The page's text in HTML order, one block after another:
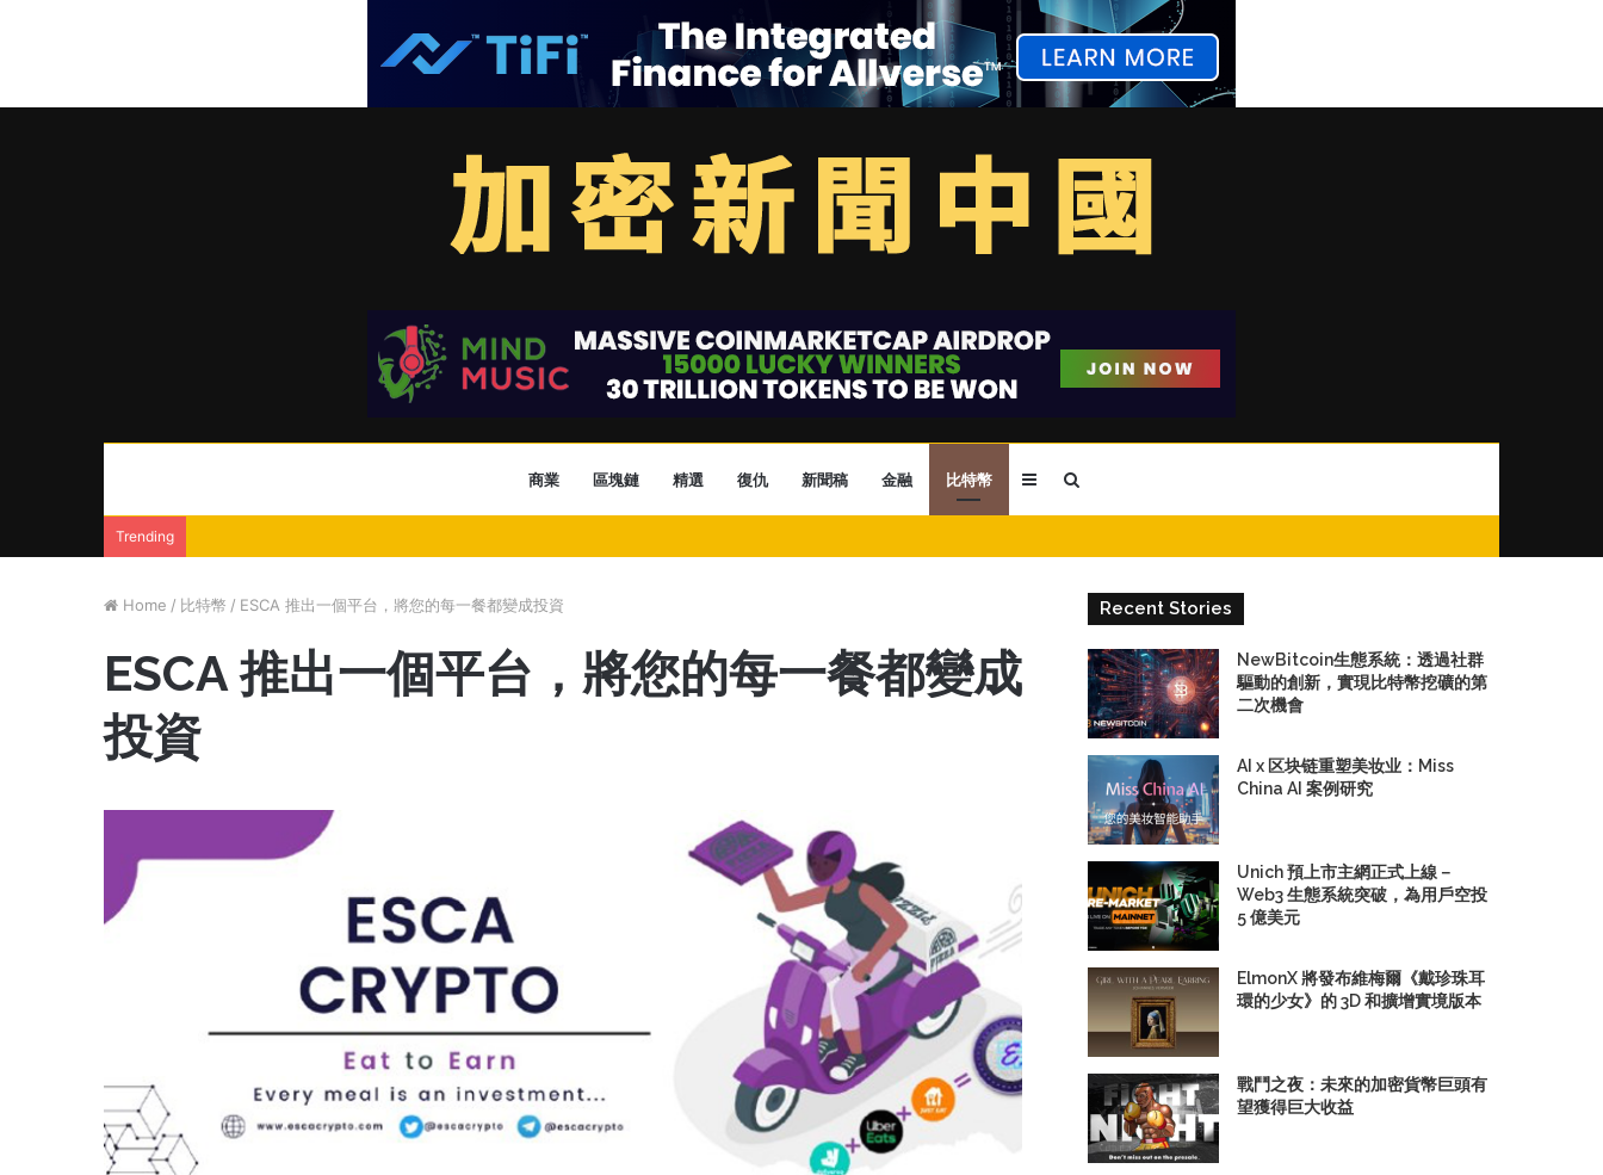
商業 區塊鏈 精選 復仇 新聞稿 金融 比特幣 Sidebar
Trending
Home / 比特幣 / ESCA 推出一個平台，將您的每一餐都變成投資
ESCA 推出一個平台，將您的每一餐都變成
投資
Recent Stories
NewBitcoin生態系統：透過社群
驅動的創新，實現比特幣挖礦的第
二次機會
AI x 区块链重塑美妆业：Miss
China AI 案例研究
Unich 預上市主網正式上線－
Web3 生態系統突破，為用戶空投
5 億美元
ElmonX 將發布維梅爾《戴珍珠耳
環的少女》的 3D 和擴增實境版本
戰鬥之夜：未來的加密貨幣巨頭有
望獲得巨大收益